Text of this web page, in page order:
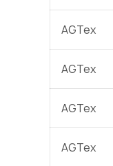
AGTex
AGTex
AGTex
AGTex